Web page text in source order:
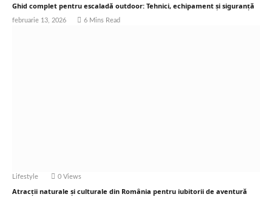
Ghid complet pentru escaladă outdoor: Tehnici, echipament și siguranță
februarie 13, 2026 6 Mins Read
Lifestyle 0 Views
Atracții naturale și culturale din România pentru iubitorii de aventură